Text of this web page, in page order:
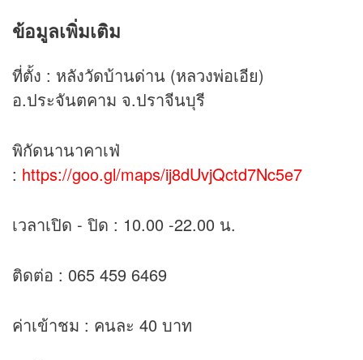
ข้อมูลเพิ่มเติม
ที่ตั้ง : หลังวัดบ้านด่าน (หลวงพ่อเอีย)
อ.ประจันตคาม จ.ปราจีนบุรี
พิกัดนานาคาเฟ่
: https://goo.gl/maps/ij8dUvjQctd7Nc5e7
เวลาเปิด - ปิด : 10.00 -22.00 น.
ติดต่อ : 065 459 6469
ค่าเข้าชม : คนละ 40 บาท